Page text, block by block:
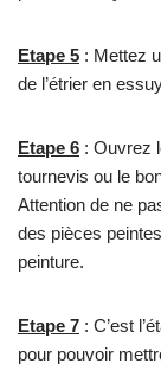
Etape 5 : Mettez
de l’étrier en
Etape 6 : Ouvrez
tournevis ou le
Attention de ne
des pièces
peinture.
Etape 7 : C’est
pour pouvoir